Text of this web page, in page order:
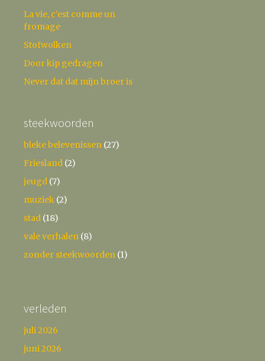
La vie, c’est comme un
fromage
Stofwolken
Door kip gedragen
Never dat dat mijn broer is
steekwoorden
bleke belevenissen (27)
Friesland (2)
jeugd (7)
muziek (2)
stad (18)
vale verhalen (8)
zonder steekwoorden (1)
verleden
juli 2026
juni 2026